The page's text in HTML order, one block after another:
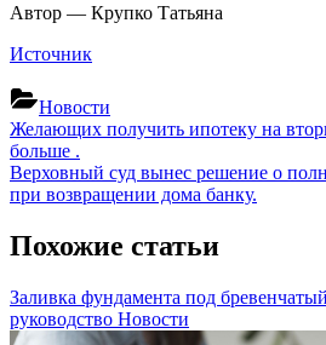
Автор — Крупко Татьяна
Источник
Новости
Навигация
по
записям
Previous
Post:
Желающих получить ипотеку на
больше .
Next
Post:
Верховный суд вынес решение о
при возвращении дома банку.
Похожие статьи
Заливка фундамента под
руководство Новости